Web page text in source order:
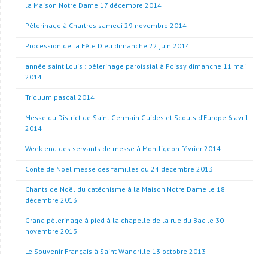
la Maison Notre Dame 17 décembre 2014
Pèlerinage à Chartres samedi 29 novembre 2014
Procession de la Fête Dieu dimanche 22 juin 2014
année saint Louis : pèlerinage paroissial à Poissy dimanche 11 mai
2014
Triduum pascal 2014
Messe du District de Saint Germain Guides et Scouts d’Europe 6 avril
2014
Week end des servants de messe à Montligeon février 2014
Conte de Noël messe des familles du 24 décembre 2013
Chants de Noël du catéchisme à la Maison Notre Dame le 18
décembre 2013
Grand pèlerinage à pied à la chapelle de la rue du Bac le 30
novembre 2013
Le Souvenir Français à Saint Wandrille 13 octobre 2013